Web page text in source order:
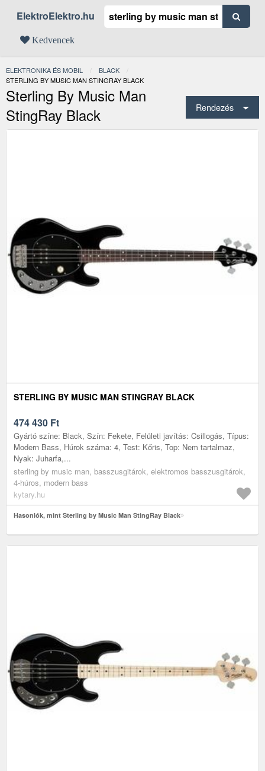
ElektroElektro.hu
Kedvencek
ELEKTRONIKA ÉS MOBIL
BLACK
JELENLEGI:
STERLING BY MUSIC MAN STINGRAY BLACK
Sterling By Music Man
StingRay Black
Rendezés
STERLING BY MUSIC MAN STINGRAY BLACK
474 430 Ft
Gyártó színe: Black, Szín: Fekete, Felületi javítás: Csillogás, Típus:
Modern Bass, Húrok száma: 4, Test: Kőris, Top: Nem tartalmaz,
Nyak: Juharfa,...
sterling by music man, basszusgitárok, elektromos basszusgitárok,
4-húros, modern bass
kytary.hu
Hasonlók, mint Sterling by Music Man StingRay Black